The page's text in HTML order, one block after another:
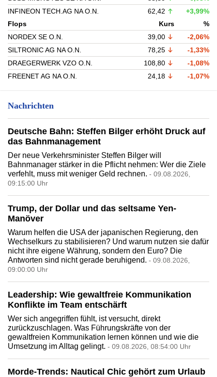
INFINEON TECH.AG NA O.N.
62,42
+3,99%
Flops
Kurs
%
NORDEX SE O.N.
39,00
-2,06%
SILTRONIC AG NA O.N.
78,25
-1,33%
DRAEGERWERK VZO O.N.
108,80
-1,08%
FREENET AG NA O.N.
24,18 -1,07%
Nachrichten
Deutsche Bahn: Steffen Bilger erhöht Druck auf
das Bahnmanagement
Der neue Verkehrsminister Steffen Bilger will
Bahnmanager stärker in die Pflicht nehmen: Wer die Ziele
verfehlt, muss mit weniger Geld rechnen. - 09.08.2026,
09:15:00 Uhr
Trump, der Dollar und das seltsame Yen-
Manöver
Warum helfen die USA der japanischen Regierung, den
Wechselkurs zu stabilisieren? Und warum nutzen sie dafür
nicht ihre eigene Währung, sondern den Euro? Die
Antworten sind nicht gerade beruhigend. - 09.08.2026,
09:00:00 Uhr
Leadership: Wie gewaltfreie Kommunikation
Konflikte im Team entschärft
Wer sich angegriffen fühlt, ist versucht, direkt
zurückzuschlagen. Was Führungskräfte von der
gewaltfreien Kommunikation lernen können und wie die
Umsetzung im Alltag gelingt. - 09.08.2026, 08:54:00 Uhr
Morde-Trends: Nautical Chic gehört zum Urlaub